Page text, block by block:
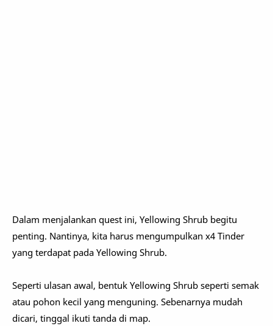
Dalam menjalankan quest ini, Yellowing Shrub begitu
penting. Nantinya, kita harus mengumpulkan x4 Tinder
yang terdapat pada Yellowing Shrub.
Seperti ulasan awal, bentuk Yellowing Shrub seperti semak
atau pohon kecil yang menguning. Sebenarnya mudah
dicari, tinggal ikuti tanda di map.